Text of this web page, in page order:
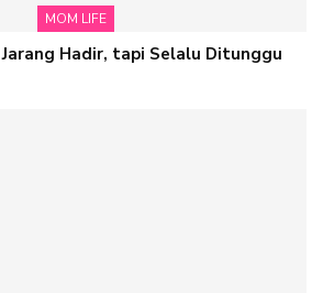
MOM LIFE
Hadir, tapi Selalu Ditunggu